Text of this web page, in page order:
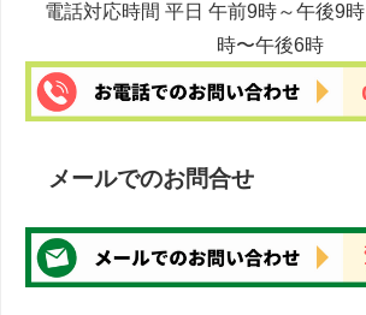
電話対応時間 平日 午前9時～午後9
時〜午後6時
メールでのお問合せ